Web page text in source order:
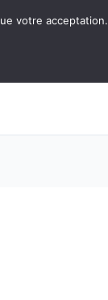
votre acceptation.